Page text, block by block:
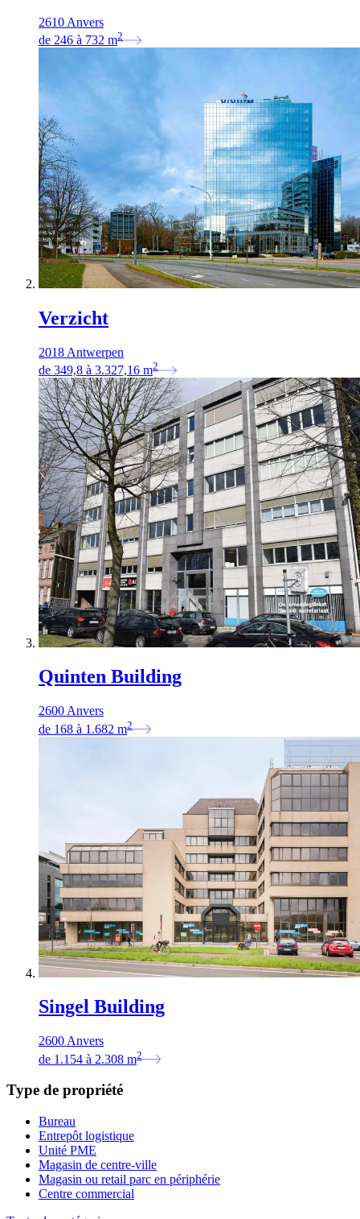
2610 Anvers
de 246 à 732 m2
Verzicht
2018 Antwerpen
de 349,8 à 3.327,16 m2
Quinten Building
2600 Anvers
de 168 à 1.682 m2
Singel Building
2600 Anvers
de 1.154 à 2.308 m2
Type de propriété
Bureau
Entrepôt logistique
Unité PME
Magasin de centre-ville
Magasin ou retail parc en périphérie
Centre commercial